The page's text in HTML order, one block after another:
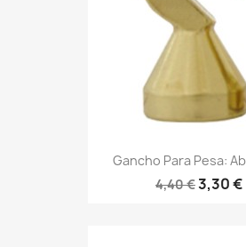
Gancho Para Pesa:
4,40 €3,30 €